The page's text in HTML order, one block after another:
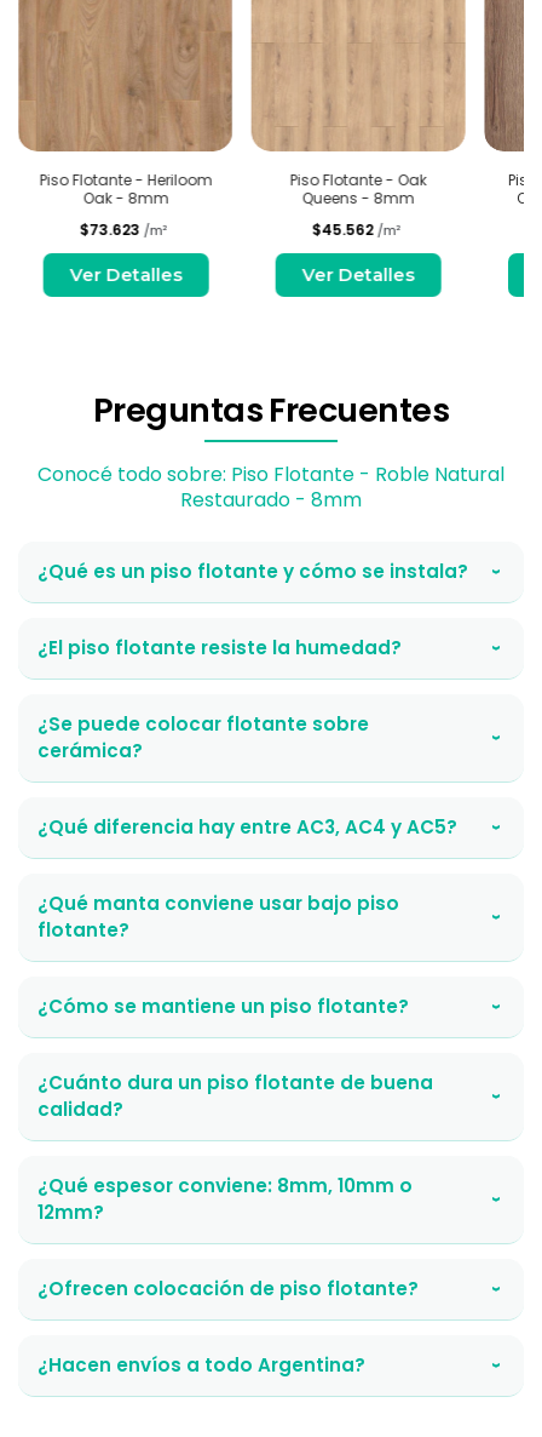
Piso Flotante - Heriloom
Oak - 8mm
$73.623 /m²
Ver Detalles
Piso Flotante - Oak
Queens - 8mm
$45.562/m²
Ver Detalles
Preguntas Frecuentes
Conocé todo sobre: Piso Flotante - Roble Natural
Restaurado - 8mm
¿Qué es un piso flotante y cómo se instala? ›
¿El piso flotante resiste la humedad? ›
¿Se puede colocar flotante sobre
cerámica?
›
¿Qué diferencia hay entre AC3, AC4 y AC5? ›
¿Qué manta conviene usar bajo piso
flotante?
›
¿Cómo se mantiene un piso flotante? ›
¿Cuánto dura un piso flotante de buena
calidad?
›
¿Qué espesor conviene: 8mm, 10mm o
12mm?
›
¿Ofrecen colocación de piso flotante? ›
¿Hacen envíos a todo Argentina? ›